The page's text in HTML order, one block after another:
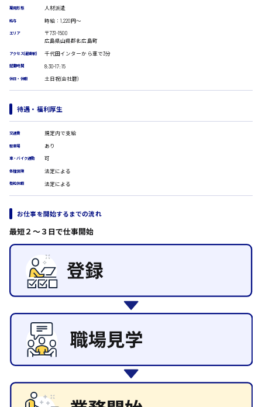
オフィスワーク系
データ入力
一般事務
医療事務
翻訳、通訳
CADオペレーター
プログラマー
カスタマーエンジニア
販売・サービス・フード系
販売
レジ
ホール
接客
調理
営業
ラウンダー営業
ルート営業
広島市安芸区
廿日市市
時給1500円以上
時給制すべて
日給8000円～
雇用形態 人材派遣
給与 時給：1,220円～
エリア
〒731-1500
広島県山県郡北広島町
アクセス(最寄駅) 千代田インターから車で3分
就業時間 8:30-17:15
休日・休暇 土日祝(会社暦)
待遇・福利厚生
交通費 規定内で支給
駐車場 あり
車・バイク通勤 可
各種保険 法定による
有給休暇 法定による
お仕事を開始するまでの流れ
最短２〜３日で仕事開始